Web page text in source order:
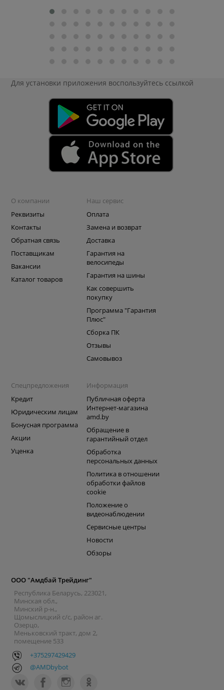
Для установки приложения воспользуйтесь ссылкой
О компании
Реквизиты
Контакты
Обратная связь
Поставщикам
Вакансии
Каталог товаров
Наш сервис
Оплата
Замена и возврат
Доставка
Гарантия на
велосипеды
Гарантия на шины
Как совершить
покупку
Программа "Гарантия
Плюс"
Сборка ПК
Отзывы
Самовывоз
Спецпредложения
Кредит
Юридическим лицам
Бонусная программа
Акции
Уценка
Информация
Публичная оферта
Интернет-магазина
amd.by
Обращение в
гарантийный отдел
Обработка
персональных данных
Политика в отношении
обработки файлов
cookie
Положение о
видеонаблюдении
Сервисные центры
Новости
Обзоры
ООО "Амдбай Трейдинг"
Республика Беларусь, 223021,
Минская обл.,
Минский р-н.,
Щомыслицкий с/с, район аг.
Озерцо,
Меньковский тракт, дом 2,
помещение 533
+375297429429
@AMDbybot